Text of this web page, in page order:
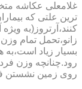
غلامعلی عکاشه
ترین علتی که
کنند،آرتروز(به
زانو،تحمل تمام
بسیار زیاد
رود.چنانچه وزن
روی زمین نشستن